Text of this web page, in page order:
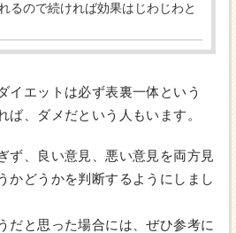
るので続ければ効果はじわじわと
イエットは必ず表裏一体という
ば、ダメだという人もいます。
ず、良い意見、悪い意見を両方見
かどうかを判断するようにしまし
だと思った場合には、ぜひ参考に